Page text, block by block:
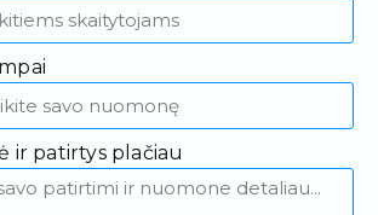
ir patirtys plačiau